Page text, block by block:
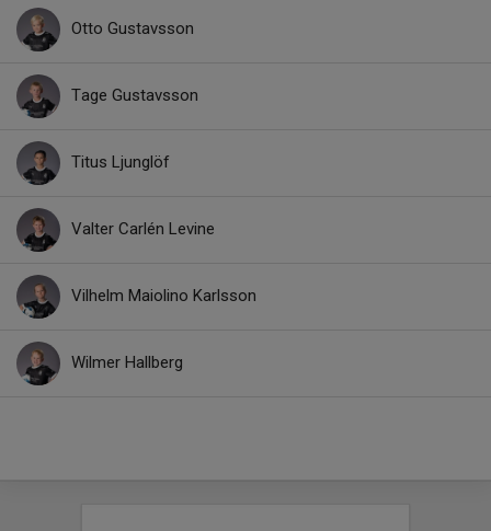
Otto Gustavsson
Tage Gustavsson
Titus Ljunglöf
Valter Carlén Levine
Vilhelm Maiolino Karlsson
Wilmer Hallberg